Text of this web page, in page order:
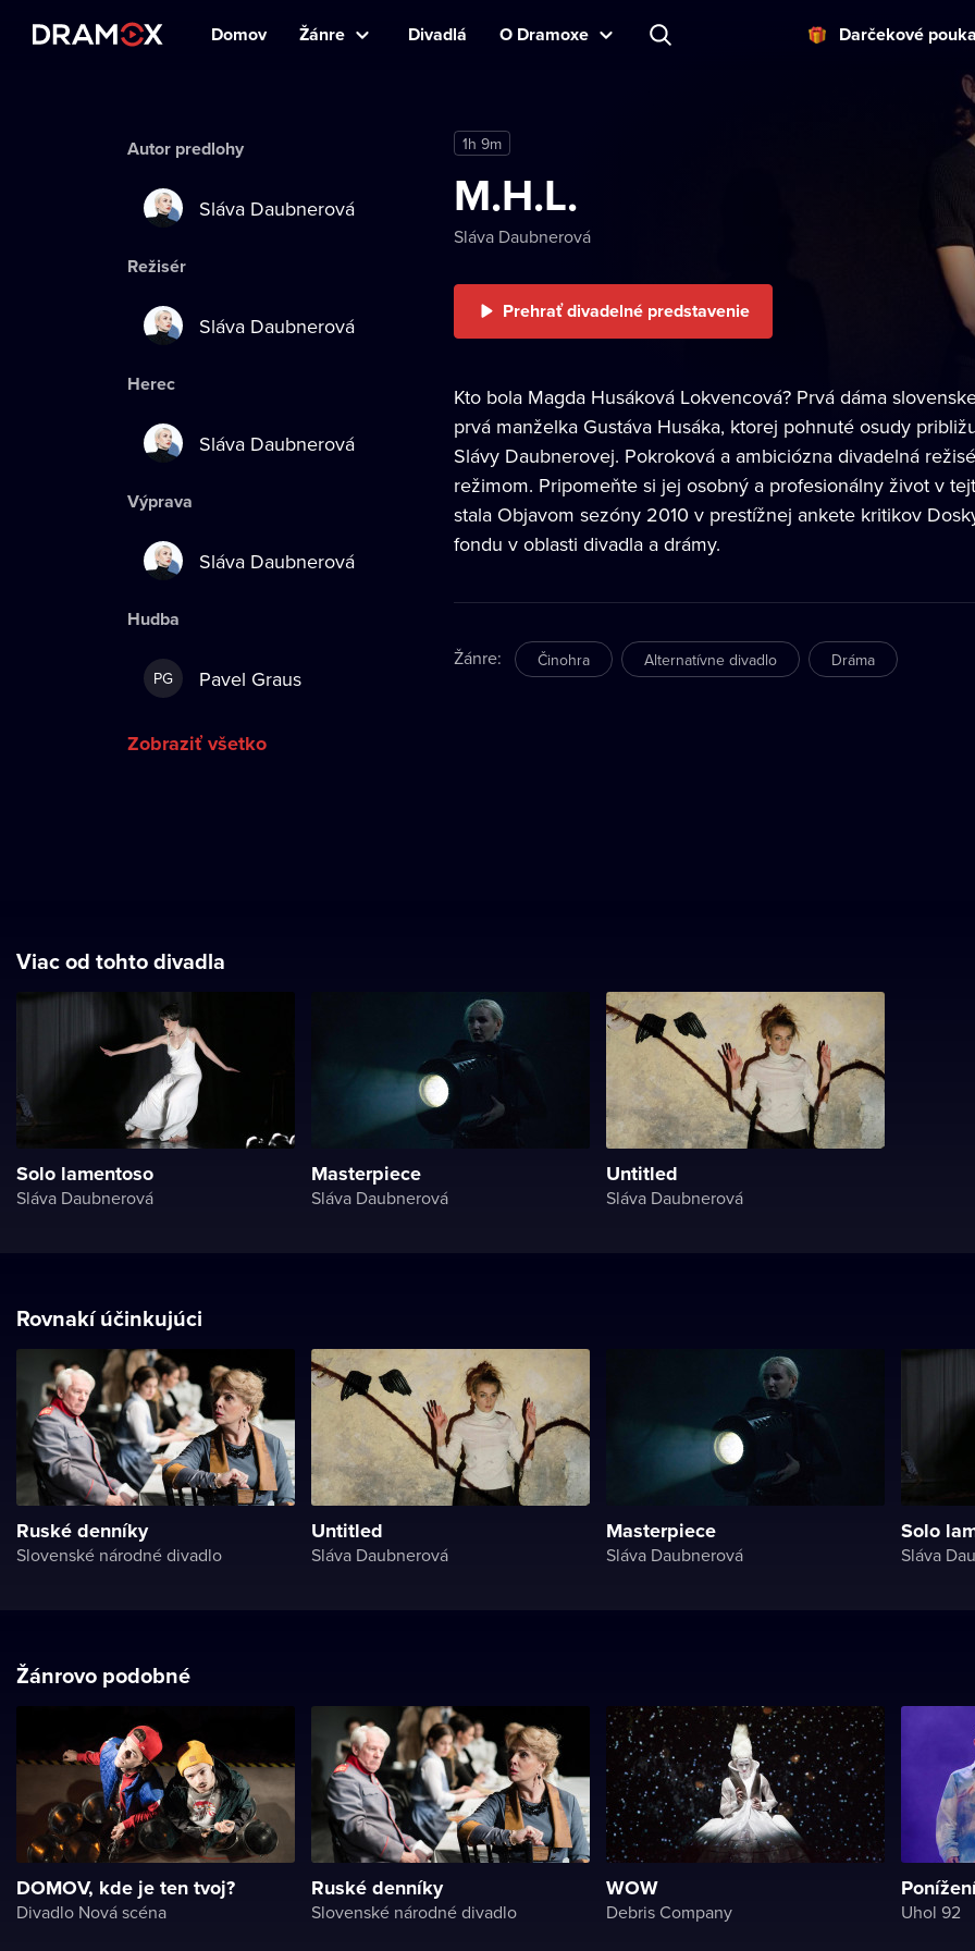
Domov Žánre Divadlá O Dramoxe Darčekové
1h 9m
M.H.L.
Sláva Daubnerová
Prehrať divadelné predstavenie
Kto bola Magda Husáková Lokvencová? Prvá dáma
prvá manželka Gustáva Husáka, ktorej pohnuté osudy
Slávy Daubnerovej. Pokroková a ambiciózna divadelná
režimom. Pripomeňte si jej osobný a profesionálny život v
stala Objavom sezóny 2010 v prestížnej ankete kritikov
fondu v oblasti divadla a drámy.
Žánre: Činohra Alternatívne divadlo Dráma
Autor predlohy
Sláva Daubnerová
Režisér
Sláva Daubnerová
Herec
Sláva Daubnerová
Výprava
Sláva Daubnerová
Hudba
PG Pavel Graus
Zobraziť všetko
Viac od tohto divadla
Solo lamentoso
Sláva Daubnerová
Masterpiece
Sláva Daubnerová
Untitled
Sláva Daubnerová
Rovnakí účinkujúci
Ruské denníky
Slovenské národné divadlo
Untitled
Sláva Daubnerová
Masterpiece
Sláva Daubnerová
Solo
Sláva
Žánrovo podobné
DOMOV, kde je ten tvoj?
Divadlo Nová scéna
Ruské denníky
Slovenské národné divadlo
WOW
Debris Company Uhol 92